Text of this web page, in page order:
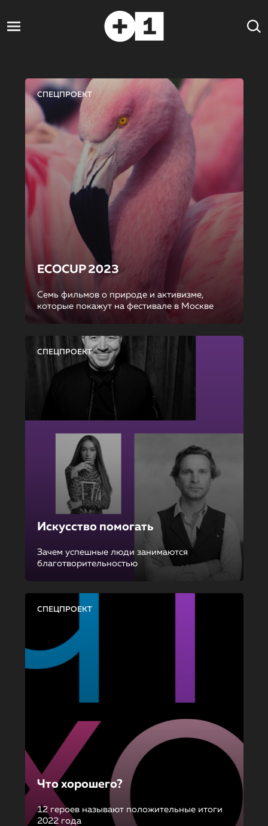
СПЕЦПРОЕКТ
ECOCUP 2023
Семь фильмов о природе и активизме,
которые покажут на фестивале в Москве
СПЕЦПРОЕКТ
Искусство помогать
Зачем успешные люди занимаются
благотворительностью
СПЕЦПРОЕКТ
Что хорошего?
12 героев называют положительные итоги
2022 года